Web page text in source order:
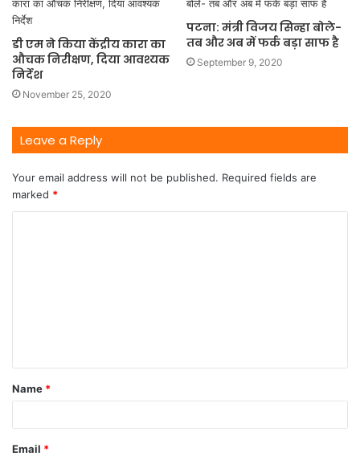
डी एम ने किया केंद्रीय कारा का
औचक निरीक्षण, दिया आवश्यक
निर्देश
November 25, 2020
पटना: मंत्री विजय सिन्हा बोले-
तब और अब में फर्क बड़ा साफ है
September 9, 2020
Leave a Reply
Your email address will not be published. Required fields are
marked *
Name *
Email *